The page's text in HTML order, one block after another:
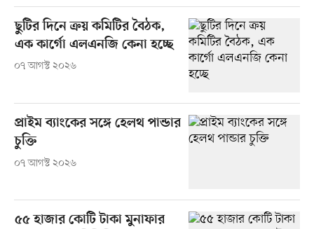
ছুটির দিনে ক্রয় কমিটির বৈঠক,
এক কার্গো এলএনজি কেনা হচ্ছে
০৭ আগস্ট ২০২৬
প্রাইম ব্যাংকের সঙ্গে হেলথ পান্ডার
চুক্তি
০৭ আগস্ট ২০২৬
৫৫ হাজার কোটি টাকা মুনাফার